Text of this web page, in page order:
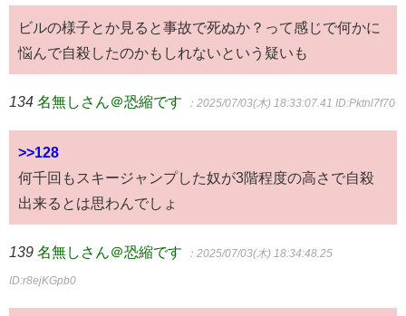
ビルの様子とか見ると事故で死ぬか？って感じで何かに
悩んで自殺したのかもしれないという疑いも
134 名無しさん＠恐縮です ：2025/07/03(木) 18:33:07.41 ID:Pktnl7f70
>>128
何千回もスキージャンプした奴が3階程度の高さで自殺
出来るとは思わんでしょ
139 名無しさん＠恐縮です ：2025/07/03(木) 18:34:48.25
ID:r8ejKGpb0